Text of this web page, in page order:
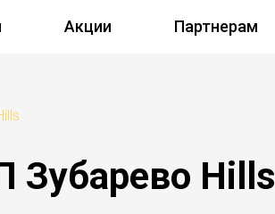
Акции Партнерам
Зубарево Hills